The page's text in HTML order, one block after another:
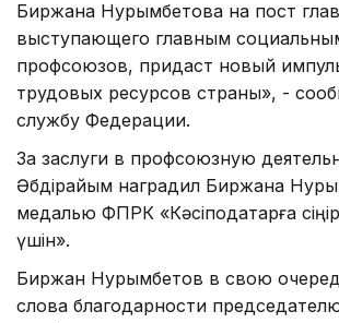
Биржана Нурымбетова на пост
выступающего главным
профсоюзов, придаст новый
трудовых ресурсов страны», -
службу Федерации.
За заслуги в профсоюзную
Әбдірайым наградил Биржана
медалью ФПРК «Кәсіподақтарға
үшін».
Биржан Нурымбетов в свою
слова благодарности